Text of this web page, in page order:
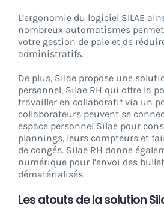
L’ergonomie du logiciel SILAE
nombreux automatismes
votre gestion de paie et de
administratifs.
De plus, Silae propose une
personnel, Silae RH qui offre la
travailler en collaboratif via un
collaborateurs peuvent se
espace personnel Silae pour
plannings, leurs compteurs et
de congés. Silae RH donne
numérique pour l’envoi des
dématérialisés.
Les atouts de la solution